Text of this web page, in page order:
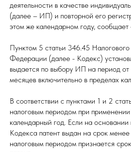
деятельности в качестве
(далее – ИП) и повторной его
этом же календарном году,
Пунктом 5 статьи 346.45
Федерации (далее - Кодекс)
выдается по выбору ИП на период от
месяцев включительно в пределах
В соответствии с пунктами 1 и 2
налоговым периодом при
календарный год. Если на основании
Кодекса патент выдан на срок
налоговым периодом признается